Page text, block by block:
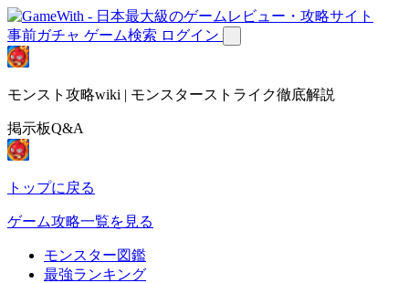
事前ガチャ ゲーム検索 ログイン
モンスト攻略wiki | モンスターストライク徹底解説
掲示板Q&A
トップに戻る
ゲーム攻略一覧を見る
モンスター図鑑
最強ランキング